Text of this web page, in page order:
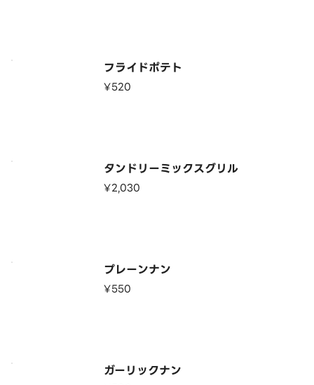
フライドポテト
¥520
タンドリーミックスグリル
¥2,030
プレーンナン
¥550
ガーリックナン